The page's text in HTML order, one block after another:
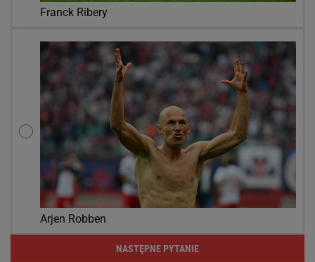
Franck Ribery
Arjen Robben
NASTĘPNE PYTANIE